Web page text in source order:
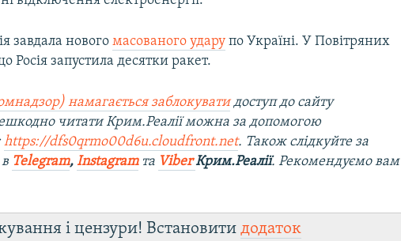
завдала новогомасованого удару по Україні. У Повітряних
Росія запустила десятки ракет.
намагається заблокуватидоступ до сайту
читати Крим.Реалії можна за допомогою
https://dfs0qrmo00d6u.cloudfront.net. Також слідкуйте за
Telegram,Instagramта ViberКрим.Реалії. Рекомендуємо вам
і цензури! Встановитидодаток